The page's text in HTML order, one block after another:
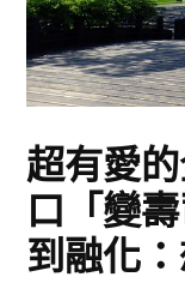
超有愛
口「變
到融化